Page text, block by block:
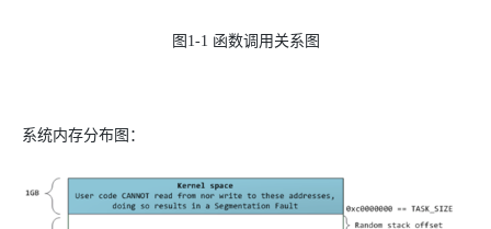
图 1-1 函数调用关系图
系统内存分布图：